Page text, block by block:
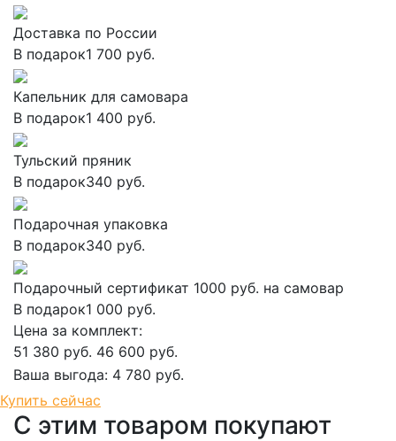
Доставка по России
В подарок1 700 руб.
Капельник для самовара
В подарок1 400 руб.
Тульский пряник
В подарок340 руб.
Подарочная упаковка
В подарок340 руб.
Подарочный сертификат 1000 руб. на самовар
В подарок1 000 руб.
Цена за комплект:
51 380 руб. 46 600 руб.
Ваша выгода: 4 780 руб.
Купить сейчас
С этим товаром покупают